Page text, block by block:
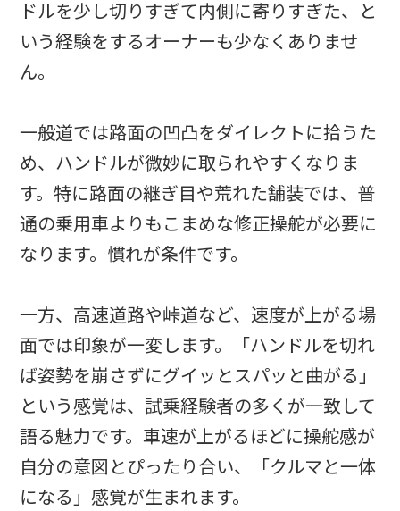
ドルを少し切りすぎて内側に寄りすぎた、と
いう経験をするオーナーも少なくありませ
ん。
一般道では路面の凹凸をダイレクトに拾うた
め、ハンドルが微妙に取られやすくなりま
す。特に路面の継ぎ目や荒れた舗装では、普
通の乗用車よりもこまめな修正操舵が必要に
なります。慣れが条件です。
一方、高速道路や峠道など、速度が上がる場
面では印象が一変します。「ハンドルを切れ
ば姿勢を崩さずにグイッとスパッと曲がる」
という感覚は、試乗経験者の多くが一致して
語る魅力です。車速が上がるほどに操舵感が
自分の意図とぴったり合い、「クルマと一体
になる」感覚が生まれます。